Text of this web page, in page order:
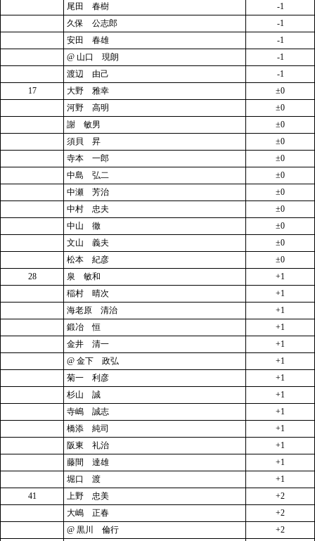
尾田 春樹
-1
久保 公志郎
-1
安田 春雄
-1
@ 山口 現朗
-1
渡辺 由己
-1
17
大野 雅幸
±0
河野 高明
±0
謝 敏男
±0
須貝 昇
±0
寺本 一郎
±0
中島 弘二
±0
中瀬 芳治
±0
中村 忠夫
±0
中山 徹
±0
文山 義夫
±0
松本 紀彦
±0
28
泉 敏和
+1
稲村 晴次
+1
海老原 清治
+1
鍛冶 恒
+1
金井 清一
+1
@ 金下 政弘
+1
菊一 利彦
+1
杉山 誠
+1
寺嶋 誠志
+1
橋添 純司
+1
阪東 礼治
+1
藤間 達雄
+1
堀口 渡
+1
41
上野 忠美
+2
大嶋 正春
+2
@ 黒川 倫行
+2